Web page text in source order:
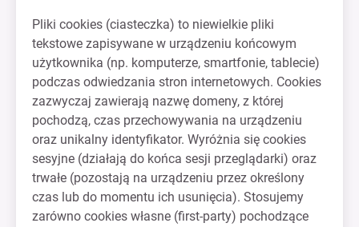
Pliki cookies (ciasteczka) to niewielkie pliki
tekstowe zapisywane w urządzeniu końcowym
użytkownika (np. komputerze, smartfonie, tablecie)
podczas odwiedzania stron internetowych. Cookies
zazwyczaj zawierają nazwę domeny, z której
pochodzą, czas przechowywania na urządzeniu
oraz unikalny identyfikator. Wyróżnia się cookies
sesyjne (działają do końca sesji przeglądarki) oraz
trwałe (pozostają na urządzeniu przez określony
czas lub do momentu ich usunięcia). Stosujemy
zarówno cookies własne (first-party) pochodzące